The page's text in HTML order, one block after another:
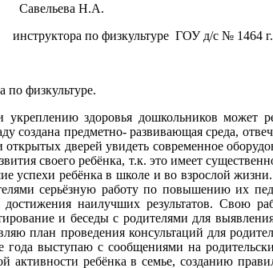
Н.А.
ГОУ д/с № 1464 г.
по физкультуре.
укреплению здоровья дошкольников может
создана предметно- развивающая среда,
дверей увидеть современное
своего ребёнка, т.к. это имеет
успехи ребёнка в школе и во взрослой
серьёзную работу по повышению их
наилучших результатов. Свою
и беседы с родителями для
план проведения консультаций для
года выступаю с сообщениями на
активности ребёнка в семье, созданию